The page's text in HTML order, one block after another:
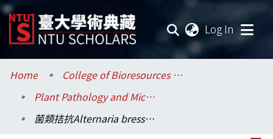
Log In
Communities & Collections
Research Outputs
Home
College of Bioresources and Agriculture / 生物資源暨農學院
Plant Pathology and Microbiology / 植物病理與微生物學系
菌類拮抗Alternaria bressicicola及增加甘藍菜種子發芽勢之研究